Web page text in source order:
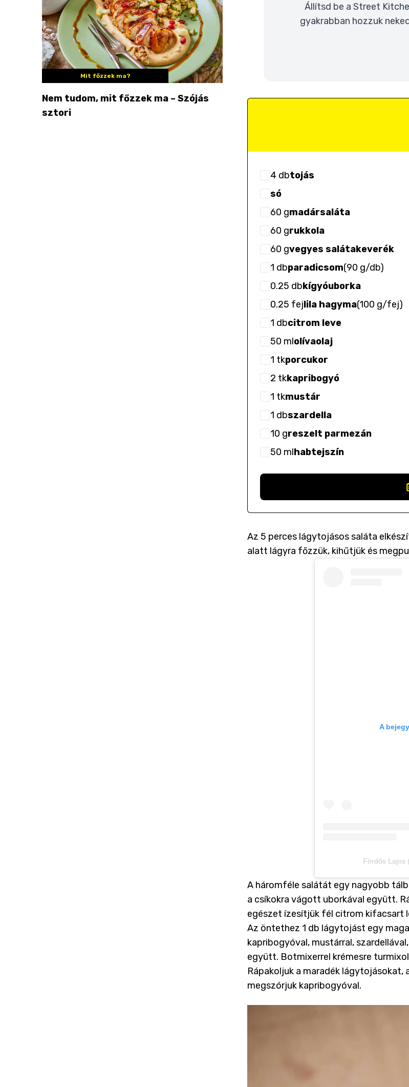
Mit főzzek ma?
Nem tudom, mit főzzek ma – Szójás
sztori
Állítsd be a Street
gyakrabban hozzuk
4 dbtojás
só
60 gmadársaláta
60 grukkola
60 gvegyes salátakeverék
1 dbparadicsom(90 g/db)
0.25 dbkígyóuborka
0.25 fejlila hagyma(100 g/fej)
1 dbcitrom leve
50 mlolívaolaj
1 tkporcukor
2 tkkapribogyó
1 tkmustár
1 dbszardella
10 greszelt parmezán
50 mlhabtejszín
Az 5 perces lágytojásos saláta
alatt lágyra főzzük, kihűtjük és
A
Fördős Lajos
A háromféle salátát egy nagyobb
a csíkokra vágott uborkával együtt.
egészet ízesítjük fél citrom kifacsart
Az öntethez 1 db lágytojást egy
kapribogyóval, mustárral,
együtt. Botmixerrel krémesre
Rápakoljuk a maradék
megszórjuk kapribogyóval.